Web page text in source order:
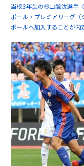
当校3年生の杉山颯汰選手
ポール・プレミアリーグ
ポールへ加入することが内